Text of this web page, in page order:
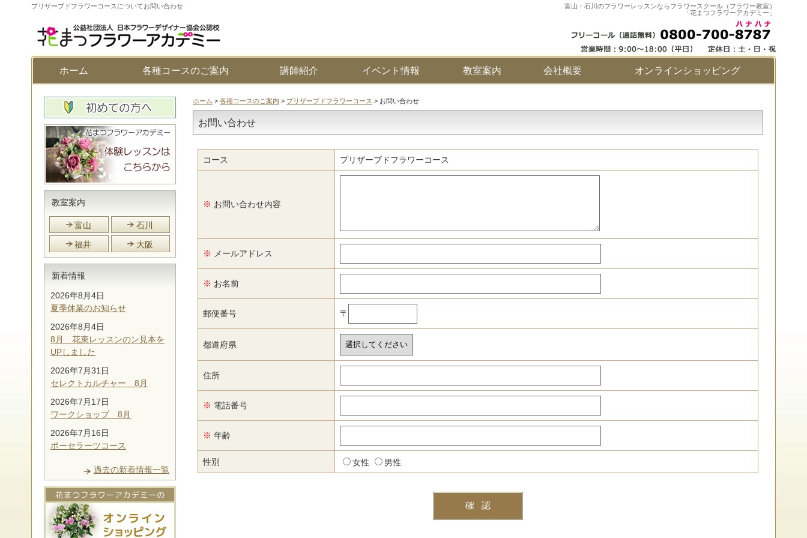
プリザーブドフラワーコースについてお問い合わせ
富山・石川のフラワーレッスンならフラワースクール（フラワー教室）
「花まつフラワーアカデミー」
ホーム 各種コースのご案内 講師紹介 イベント情報 教室案内 会社概要 オンラインショッピング
ホーム > 各種コースのご案内 > プリザーブドフラワーコース > お問い合わせ
お問い合わせ
コース プリザーブドフラワーコース
※ お問い合わせ内容
※ メールアドレス
※ お名前
郵便番号 〒
都道府県
住所
※ 電話番号
※ 年齢
性別 女性 男性
教室案内
富山
石川
福井
大阪
新着情報
2026年8月4日
夏季休業のお知らせ
2026年8月4日
8月 花束レッスンのン見本を
UPしました
2026年7月31日
セレクトカルチャー 8月
2026年7月17日
ワークショップ 8月
2026年7月16日
ポーセラーツコース
過去の新着情報一覧